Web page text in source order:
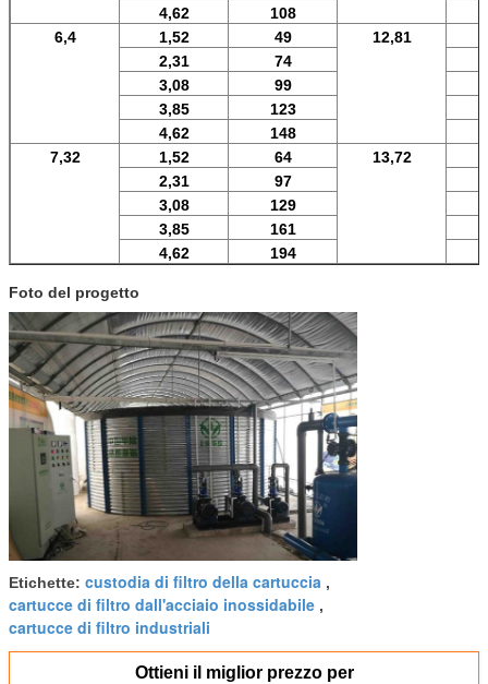
4,62
108
6,4
1,52 49 12,81
2,31
74
3,08
99
3,85
123
4,62
148
7,32
1,52 64 13,72
2,31
97
3,08
129
3,85
161
4,62
194
Foto del progetto
Etichette: custodia di filtro della cartuccia ,
cartucce di filtro dall'acciaio inossidabile ,
cartucce di filtro industriali
Ottieni il miglior prezzo per